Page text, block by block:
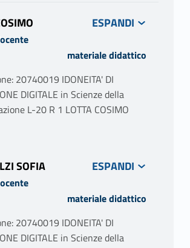
materiale didattico
20740019 IDONEITA' DI
DIGITALE in Scienze della
L-20 R 1 LOTTA COSIMO
sarà articolato in tre moduli
Intelligenza Artificiale, tenuto dalla
e dal prof. De Caro,
delle implicazioni etiche e
tecnologie intelligenti.
SOFIA
materiale didattico
20740019 IDONEITA' DI
DIGITALE in Scienze della